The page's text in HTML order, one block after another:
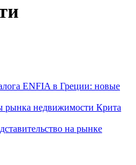
ENFIA в Греции: новые
рынка недвижимости Крита
на рынке